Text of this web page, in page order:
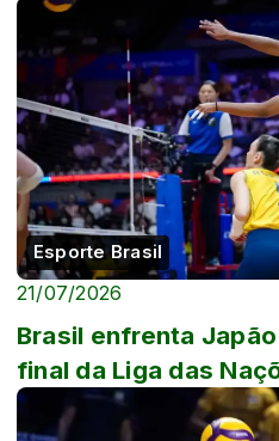
Esporte Brasil
21/07/2026
Brasil enfrenta
final da Liga das